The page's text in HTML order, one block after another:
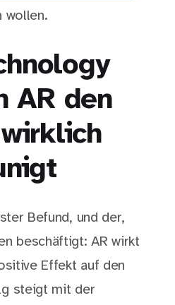
wollen.
AR den
Befund, und der,
beschäftigt: AR wirkt
Effekt auf den
steigt mit der